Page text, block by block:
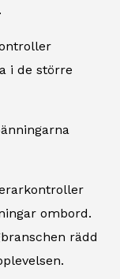
i de större
ombord.
rädd